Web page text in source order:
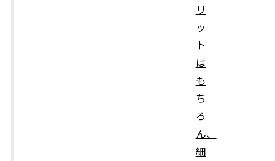
リ
ッ
ト
は
も
ち
ろ
ん、
細